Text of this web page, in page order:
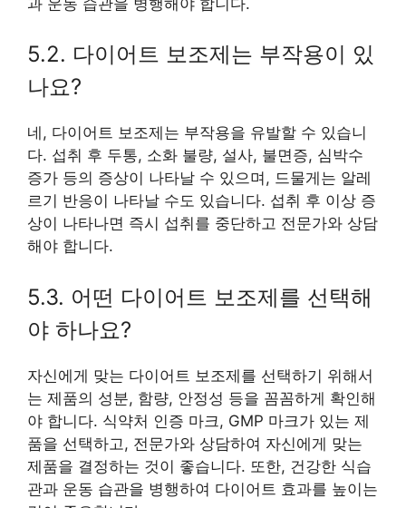
5.2. 다이어트 보조제는 부작용이 있
나요?
네, 다이어트 보조제는 부작용을 유발할 수 있습니
다. 섭취 후 두통, 소화 불량, 설사, 불면증, 심박수
증가 등의 증상이 나타날 수 있으며, 드물게는 알레
르기 반응이 나타날 수도 있습니다. 섭취 후 이상 증
상이 나타나면 즉시 섭취를 중단하고 전문가와 상담
해야 합니다.
5.3. 어떤 다이어트 보조제를 선택해
야 하나요?
자신에게 맞는 다이어트 보조제를 선택하기 위해서
는 제품의 성분, 함량, 안정성 등을 꼼꼼하게 확인해
야 합니다. 식약처 인증 마크, GMP 마크가 있는 제
품을 선택하고, 전문가와 상담하여 자신에게 맞는
제품을 결정하는 것이 좋습니다. 또한, 건강한 식습
관과 운동 습관을 병행하여 다이어트 효과를 높이는